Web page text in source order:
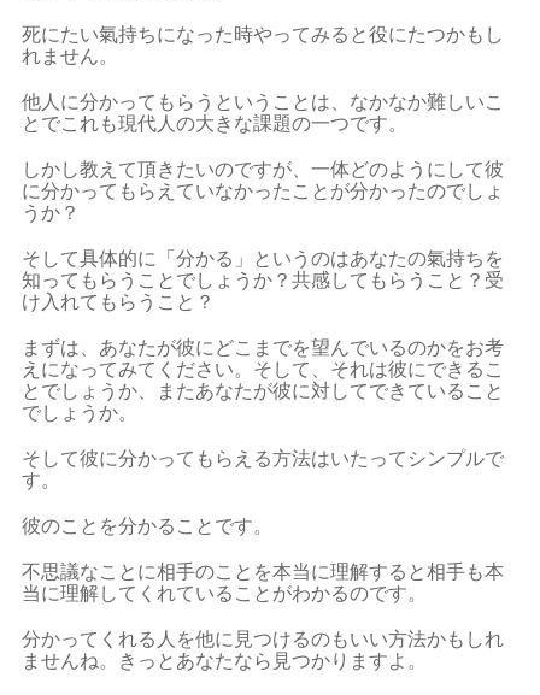
死にたい氣持ちになった時やってみると役にたつかもし
れません。
他人に分かってもらうということは、なかなか難しいこ
とでこれも現代人の大きな課題の一つです。
しかし教えて頂きたいのですが、一体どのようにして彼
に分かってもらえていなかったことが分かったのでしょ
うか？
そして具体的に「分かる」というのはあなたの氣持ちを
知ってもらうことでしょうか？共感してもらうこと？受
け入れてもらうこと？
まずは、あなたが彼にどこまでを望んでいるのかをお考
えになってみてください。そして、それは彼にできるこ
とでしょうか、またあなたが彼に対してできていること
でしょうか。
そして彼に分かってもらえる方法はいたってシンプルで
す。
彼のことを分かることです。
不思議なことに相手のことを本当に理解すると相手も本
当に理解してくれていることがわかるのです。
分かってくれる人を他に見つけるのもいい方法かもしれ
ませんね。きっとあなたなら見つかりますよ。